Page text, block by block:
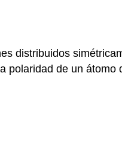
distribuidos
polaridad de un átomo